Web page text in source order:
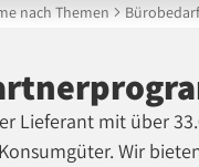
nach Themen
Lieferant mit über
Wir